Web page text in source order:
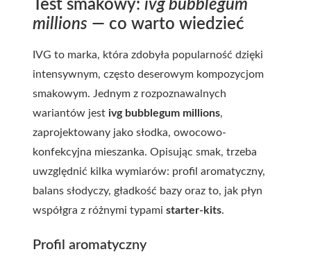
Test smakowy: ivg bubblegum
millions — co warto wiedzieć
IVG to marka, która zdobyła popularność dzięki
intensywnym, często deserowym kompozycjom
smakowym. Jednym z rozpoznawalnych
wariantów jest ivg bubblegum millions,
zaprojektowany jako słodka, owocowo-
konfekcyjna mieszanka. Opisując smak, trzeba
uwzględnić kilka wymiarów: profil aromatyczny,
balans słodyczy, gładkość bazy oraz to, jak płyn
współgra z różnymi typami starter-kits.
Profil aromatyczny